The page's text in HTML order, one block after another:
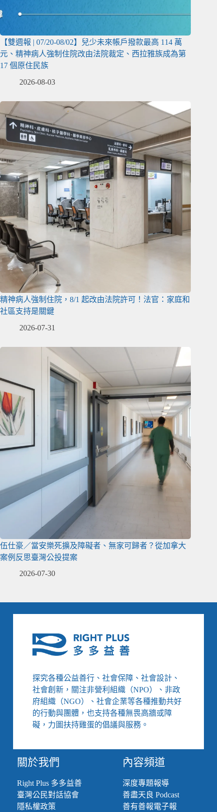
【雙週報 | 07/20-08/02】兒少未來帳戶撥款最高 114 萬
元、精神病人強制住院改由法院裁定、西拉雅族成為第
17 個原住民族
2026-08-03
精神病人強制住院，8/1 起改由法院許可！法官：家庭和
社區支持是關鍵
2026-07-31
伍仕豪／當安樂死擴及障礙者、無家可歸者？從加拿大
案例反思臺灣公投提案
2026-07-30
探究各種公益善行、社會保障、社會設計、
社會創新，關注非營利組織（NPO）、非政
府組織（NGO）、社會企業等各種推動共好
的行動與團體，也支持各種無畏高牆或障
礙，力圖扶持雞蛋的倡議與服務。
關於我們
Right Plus 多多益善
臺灣公民對話協會
隱私權政策
內容頻道
深度專題報導
善盡天良 Podcast
善有善報電子報